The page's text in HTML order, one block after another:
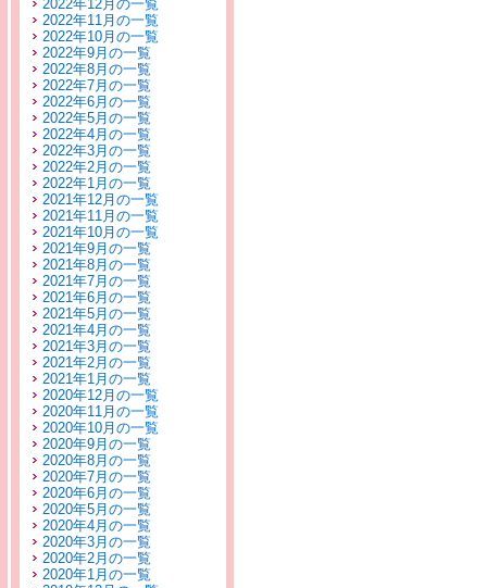
2022年12月の一覧
2022年11月の一覧
2022年10月の一覧
2022年9月の一覧
2022年8月の一覧
2022年7月の一覧
2022年6月の一覧
2022年5月の一覧
2022年4月の一覧
2022年3月の一覧
2022年2月の一覧
2022年1月の一覧
2021年12月の一覧
2021年11月の一覧
2021年10月の一覧
2021年9月の一覧
2021年8月の一覧
2021年7月の一覧
2021年6月の一覧
2021年5月の一覧
2021年4月の一覧
2021年3月の一覧
2021年2月の一覧
2021年1月の一覧
2020年12月の一覧
2020年11月の一覧
2020年10月の一覧
2020年9月の一覧
2020年8月の一覧
2020年7月の一覧
2020年6月の一覧
2020年5月の一覧
2020年4月の一覧
2020年3月の一覧
2020年2月の一覧
2020年1月の一覧